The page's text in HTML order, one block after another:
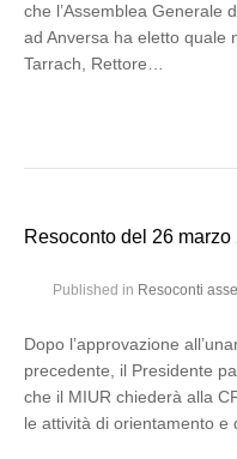
che l’Assemblea Generale
ad Anversa ha eletto quale
Tarrach, Rettore…
Resoconto del 26 marzo
Published in Resoconti
Dopo l’approvazione
precedente, il Presidente
che il MIUR chiederà alla
le attività di orientamento e